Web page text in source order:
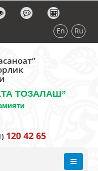
En Ru
ТОЗАЛАШ”
120 42 65